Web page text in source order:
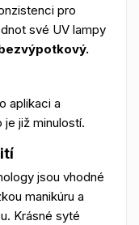
pro
své UV lampy
aplikaci a
již minulostí.
jsou vhodné
manikúru a
Krásné syté